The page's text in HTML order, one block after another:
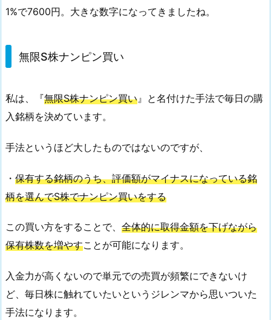
S
ン
買
い
1%で7600円。大きな数字になってきましたね。
無限S株ナンピン買い
私は、『無限S株ナンピン買い』と名付けた手法で毎日の購
入銘柄を決めています。
手法というほど大したものではないのですが、
・ 保有する銘柄のうち、評価額がマイナスになっている銘
柄を選んでS株でナンピン買いをする
この買い方をすることで、 全体的に取得金額を下げながら
保有株数を増やすことが可能になります。
入金力が高くないので単元での売買が頻繁にできないけ
ど、毎日株に触れていたいというジレンマから思いついた
手法になります。